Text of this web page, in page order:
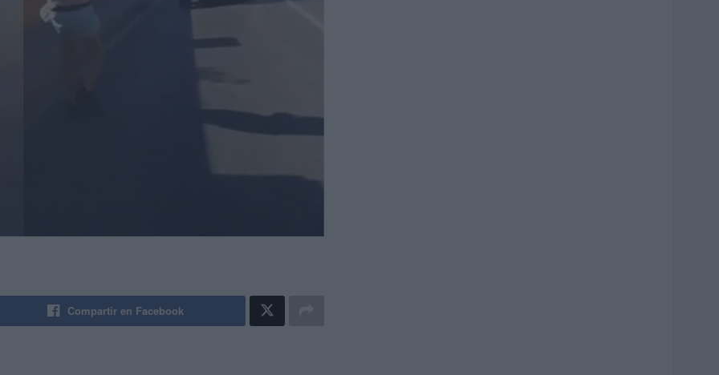
Compartir en Facebook